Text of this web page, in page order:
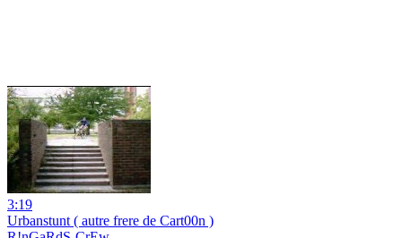
3:19
Urbanstunt ( autre frere de Cart00n )